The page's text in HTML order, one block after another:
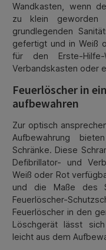
Wandkasten, wenn
zu klein
grundlegenden
gefertigt und in Weiß
für den Erste-
Verbandskasten oder
Feuerlöscher in
aufbewahren
Zur optisch
Aufbewahrung
Schränke. Diese
Defibrillator- und
Weiß oder Rot
und die Maße des
Feuerlöscher-
Feuerlöscher in den
Löschgerät lässt
leicht aus dem